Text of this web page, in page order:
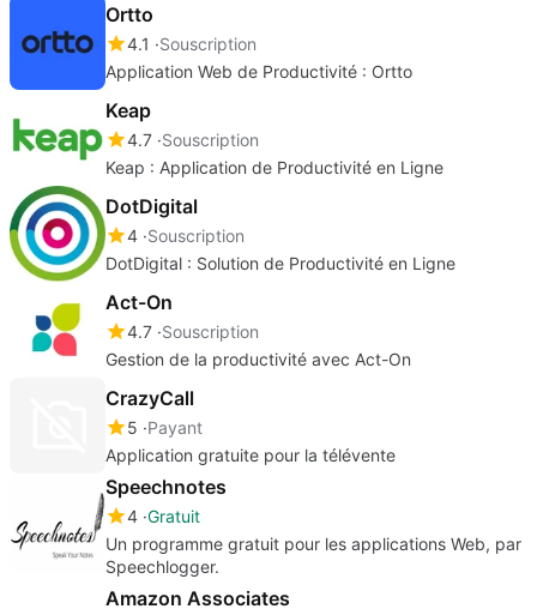
Ortto
4.1
Souscription
Application Web de Productivité : Ortto
Keap
4.7 Souscription
Keap : Application de Productivité en Ligne
DotDigital
4 Souscription
DotDigital : Solution de Productivité en Ligne
Act-On
4.7 Souscription
Gestion de la productivité avec Act-On
CrazyCall
5 Payant
Application gratuite pour la télévente
Speechnotes
4 Gratuit
Un programme gratuit pour les applications Web, par
Speechlogger.
Amazon Associates